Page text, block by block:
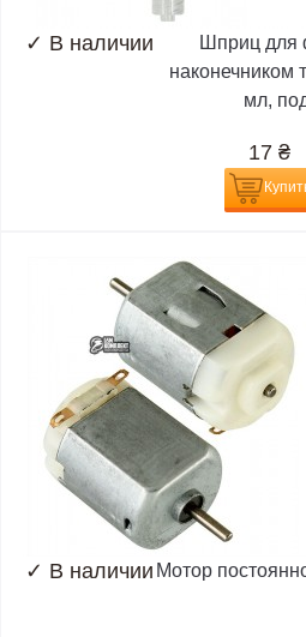
✓ В наличии
Шприц для
наконечником
мл,
17 ₴
✓ В наличии Мотор